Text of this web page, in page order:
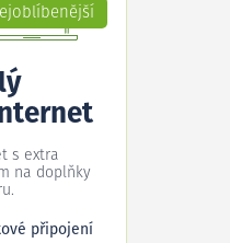
s extra
na doplňky
připojení